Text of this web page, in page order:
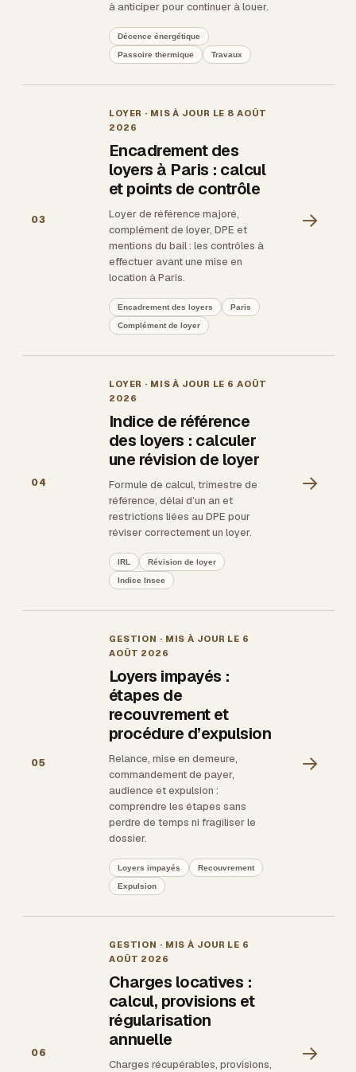
à anticiper pour continuer à louer.
Décence énergétique
Passoire thermique Travaux
03
LOYER · MIS À JOUR LE 8 AOÛT
2026
Encadrement des
loyers à Paris : calcul
et points de contrôle
Loyer de référence majoré,
complément de loyer, DPE et
mentions du bail : les contrôles à
effectuer avant une mise en
location à Paris.
Encadrement des loyers Paris
Complément de loyer
→
04
LOYER · MIS À JOUR LE 6 AOÛT
2026
Indice de référence
des loyers : calculer
une révision de loyer
Formule de calcul, trimestre de
référence, délai d’un an et
restrictions liées au DPE pour
réviser correctement un loyer.
IRL Révision de loyer
Indice Insee
→
05
GESTION · MIS À JOUR LE 6
AOÛT 2026
Loyers impayés :
étapes de
recouvrement et
procédure d’expulsion
Relance, mise en demeure,
commandement de payer,
audience et expulsion :
comprendre les étapes sans
perdre de temps ni fragiliser le
dossier.
Loyers impayés Recouvrement
Expulsion
→
06
GESTION · MIS À JOUR LE 6
AOÛT 2026
Charges locatives :
calcul, provisions et
régularisation
annuelle
Charges récupérables, provisions,
→